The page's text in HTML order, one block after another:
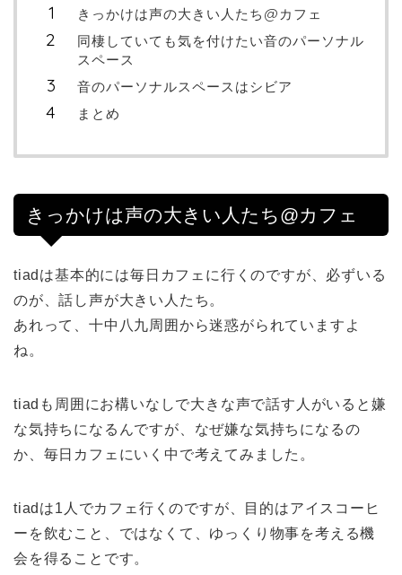
きっかけは声の大きい人たち@カフェ
同棲していても気を付けたい音のパーソナル
スペース
音のパーソナルスペースはシビア
まとめ
きっかけは声の大きい人たち@カフェ
tiadは基本的には毎日カフェに行くのですが、必ずいる
のが、話し声が大きい人たち。
あれって、十中八九周囲から迷惑がられていますよ
ね。
tiadも周囲にお構いなしで大きな声で話す人がいると嫌
な気持ちになるんですが、なぜ嫌な気持ちになるの
か、毎日カフェにいく中で考えてみました。
tiadは1人でカフェ行くのですが、目的はアイスコーヒ
ーを飲むこと、ではなくて、ゆっくり物事を考える機
会を得ることです。